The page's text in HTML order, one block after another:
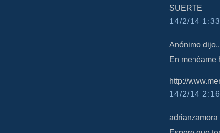
SUERTE
14/2/14
Anónimo
En menéame
http://
14/2/14
adrianzamora